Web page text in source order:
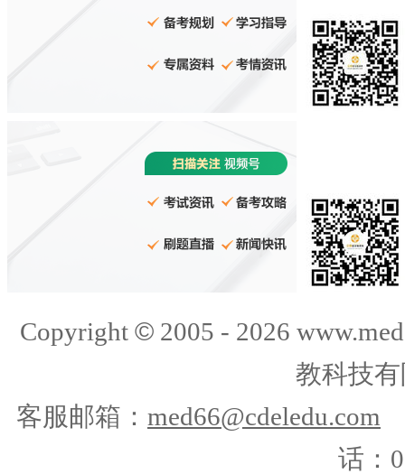
Copyright ©2005 - 2026
教科技
客服邮箱： med66@cdeledu.com
话：